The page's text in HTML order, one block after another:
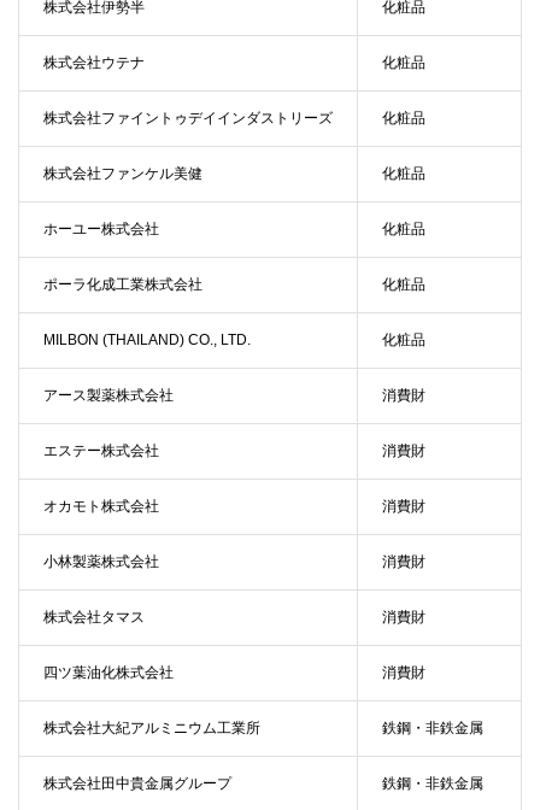
株式会社伊勢半 化粧品
株式会社ウテナ 化粧品
株式会社ファイントゥデイインダストリーズ 化粧品
株式会社ファンケル美健 化粧品
ホーユー株式会社 化粧品
ポーラ化成工業株式会社 化粧品
MILBON (THAILAND) CO., LTD. 化粧品
アース製薬株式会社 消費財
エステー株式会社 消費財
オカモト株式会社 消費財
小林製薬株式会社 消費財
株式会社タマス 消費財
四ツ葉油化株式会社 消費財
株式会社大紀アルミニウム工業所 鉄鋼・非鉄金属
株式会社田中貴金属グループ 鉄鋼・非鉄金属